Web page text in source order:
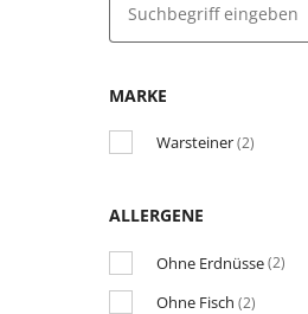
MARKE
Warsteiner(2)
ALLERGENE
Ohne Erdnüsse(2)
Ohne Fisch (2)